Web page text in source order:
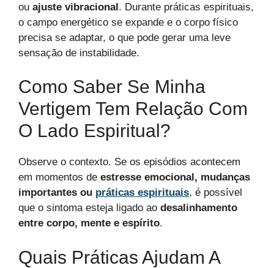
ou ajuste vibracional. Durante práticas espirituais,
o campo energético se expande e o corpo físico
precisa se adaptar, o que pode gerar uma leve
sensação de instabilidade.
Como Saber Se Minha
Vertigem Tem Relação Com
O Lado Espiritual?
Observe o contexto. Se os episódios acontecem
em momentos de estresse emocional, mudanças
importantes ou práticas espirituais, é possível
que o sintoma esteja ligado ao desalinhamento
entre corpo, mente e espírito.
Quais Práticas Ajudam A